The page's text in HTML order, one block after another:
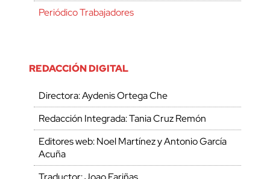
Periódico Trabajadores
REDACCIÓN DIGITAL
Directora: Aydenis Ortega Che
Redacción Integrada: Tania Cruz Remón
Editores web: Noel Martínez y Antonio García
Acuña